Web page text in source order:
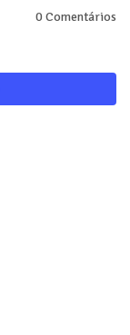
0 Comentários